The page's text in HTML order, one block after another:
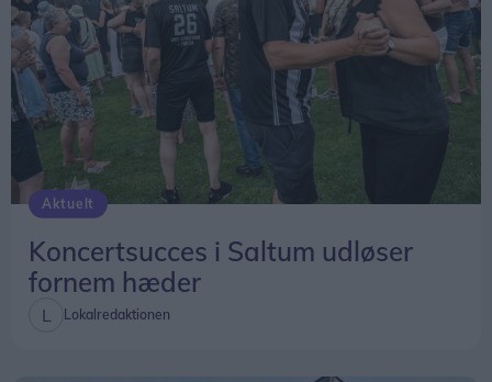
Aktuelt
Koncertsucces i Saltum udløser
fornem hæder
Lokalredaktionen